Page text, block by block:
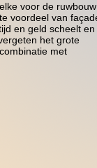
voor de
voordeel van
en geld scheelt en
het grote
met